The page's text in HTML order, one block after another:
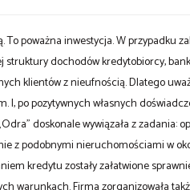
poważna inwestycja. W przypadku
dochodów kredytobiorcy,
klientów z nieufnością. Dlatego
I, po pozytywnych własnych
doskonale wywiązała z zadania:
z podobnymi nieruchomościami w
kredytu zostały załatwione